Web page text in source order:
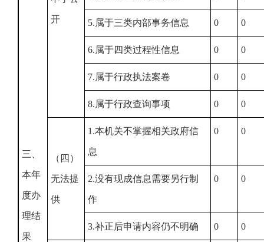
三、
本年
度办
理结
果
开 5.属于三类内部事务信息 0 0
6.属于四类过程性信息 0 0
7.属于行政执法案卷 0 0
8.属于行政查询事项 0 0
（四）
无法提
供
1.本机关不掌握相关政府信
息
0 0
2.没有现成信息需要另行制
作
0 0
3.补正后申请内容仍不明确 0 0